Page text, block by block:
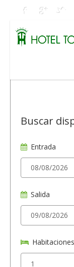
Buscar
Entrada
Salida
Habitaciones